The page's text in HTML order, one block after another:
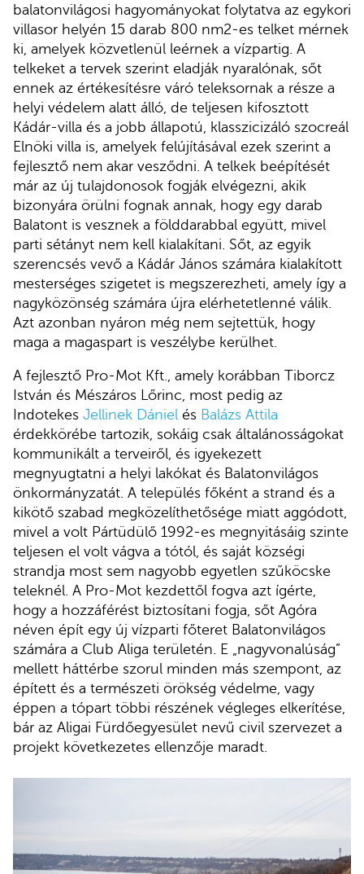
balatonvilágosi hagyományokat folytatva az egykori
villasor helyén 15 darab 800 nm2-es telket mérnek
ki, amelyek közvetlenül leérnek a vízpartig. A
telkeket a tervek szerint eladják nyaralónak, sőt
ennek az értékesítésre váró teleksornak a része a
helyi védelem alatt álló, de teljesen kifosztott
Kádár-villa és a jobb állapotú, klasszicizáló szocreál
Elnöki villa is, amelyek felújításával ezek szerint a
fejlesztő nem akar vesződni. A telkek beépítését
már az új tulajdonosok fogják elvégezni, akik
bizonyára örülni fognak annak, hogy egy darab
Balatont is vesznek a földdarabbal együtt, mivel
parti sétányt nem kell kialakítani. Sőt, az egyik
szerencsés vevő a Kádár János számára kialakított
mesterséges szigetet is megszerezheti, amely így a
nagyközönség számára újra elérhetetlenné válik.
Azt azonban nyáron még nem sejtettük, hogy
maga a magaspart is veszélybe kerülhet.
A fejlesztő Pro-Mot Kft., amely korábban Tiborcz
István és Mészáros Lőrinc, most pedig az
Indotekes Jellinek Dániel és Balázs Attila
érdekkörébe tartozik, sokáig csak általánosságokat
kommunikált a terveiről, és igyekezett
megnyugtatni a helyi lakókat és Balatonvilágos
önkormányzatát. A település főként a strand és a
kikötő szabad megközelíthetősége miatt aggódott,
mivel a volt Pártüdülő 1992-es megnyitásáig szinte
teljesen el volt vágva a tótól, és saját községi
strandja most sem nagyobb egyetlen szűköcske
teleknél. A Pro-Mot kezdettől fogva azt ígérte,
hogy a hozzáférést biztosítani fogja, sőt Agóra
néven épít egy új vízparti főteret Balatonvilágos
számára a Club Aliga területén. E „nagyvonalúság”
mellett háttérbe szorul minden más szempont, az
épített és a természeti örökség védelme, vagy
éppen a tópart többi részének végleges elkerítése,
bár az Aligai Fürdőegyesület nevű civil szervezet a
projekt következetes ellenzője maradt.